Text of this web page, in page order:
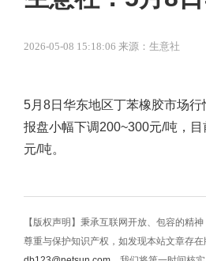
2026-05-08 15:18:06 来源：生意社
5月8日华东地区丁苯橡胶市场
报盘小幅下调200~300元/吨，
元/吨。
【版权声明】秉承互联网开放、包容的精
尊重与保护知识产权，如发现本站文章存